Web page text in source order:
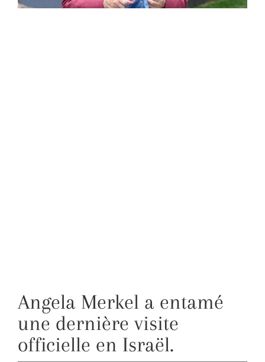
Angela Merkel a entamé
une dernière visite
officielle en Israël.